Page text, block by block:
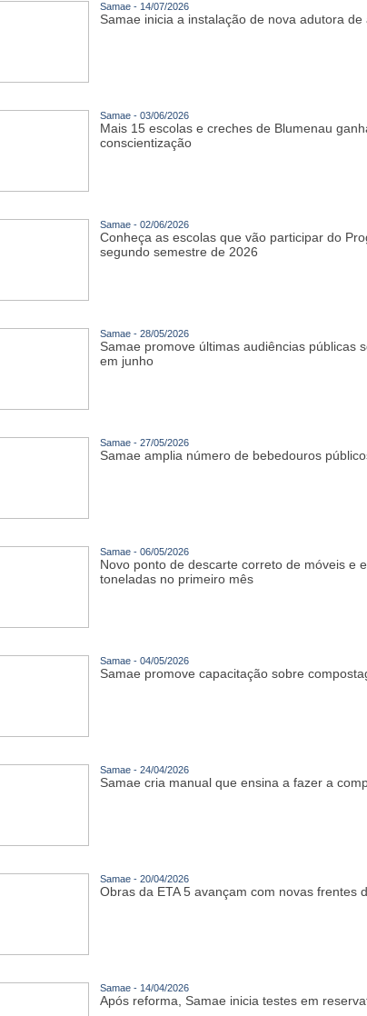
Samae - 14/07/2026
Samae inicia a instalação de nova adutora
Samae - 03/06/2026
Mais 15 escolas e creches de Blumenau
conscientização
Samae - 02/06/2026
Conheça as escolas que vão participar do
segundo semestre de 2026
Samae - 28/05/2026
Samae promove últimas audiências públicas
em junho
Samae - 27/05/2026
Samae amplia número de bebedouros
Samae - 06/05/2026
Novo ponto de descarte correto de móveis e
toneladas no primeiro mês
Samae - 04/05/2026
Samae promove capacitação sobre
Samae - 24/04/2026
Samae cria manual que ensina a fazer a
Samae - 20/04/2026
Obras da ETA 5 avançam com novas frentes
Samae - 14/04/2026
Após reforma, Samae inicia testes em